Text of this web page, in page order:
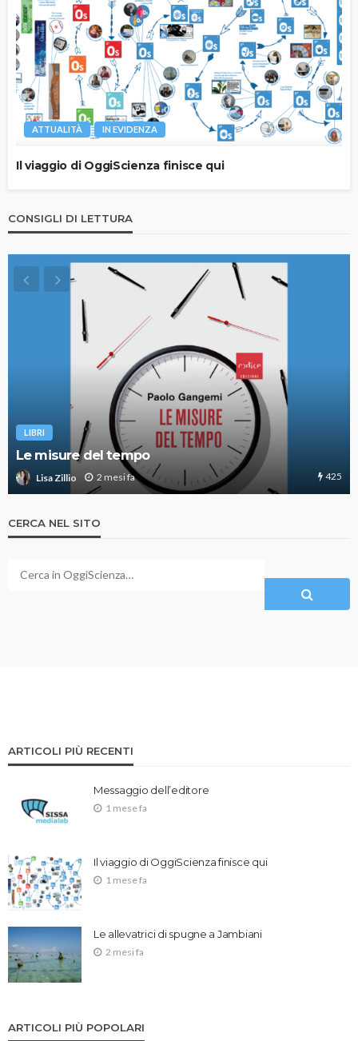
ATTUALITÀ IN EVIDENZA
Il viaggio di OggiScienza finisce qui
CONSIGLI DI LETTURA
LIBRI
Le misure del tempo
Lisa Zillio 2 mesi fa 425
CERCA NEL SITO
ARTICOLI PIÙ RECENTI
Messaggio dell’editore
1 mese fa
Il viaggio di OggiScienza finisce qui
1 mese fa
Le allevatrici di spugne a Jambiani
2 mesi fa
ARTICOLI PIÙ POPOLARI